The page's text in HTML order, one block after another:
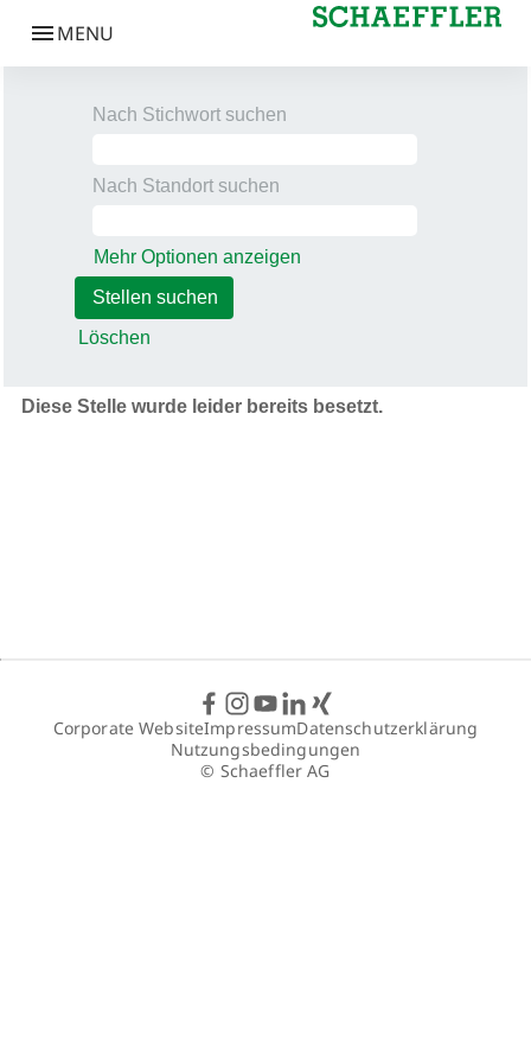
Nach Stichwort suchen
Nach Standort suchen
Mehr Optionen anzeigen
Löschen
Diese Stelle wurde leider bereits besetzt.